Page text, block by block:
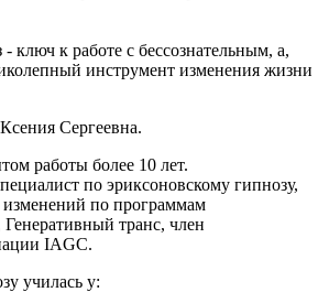
ключ к работе с бессознательным, а,
инструмент изменения жизни
Сергеевна.
работы более 10 лет.
по эриксоновскому гипнозу,
по программам
транс, член
IAGC.
училась у: